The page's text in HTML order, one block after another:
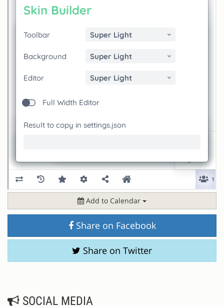
Add to Calendar
Share on Facebook
Share on Twitter
SOCIAL MEDIA